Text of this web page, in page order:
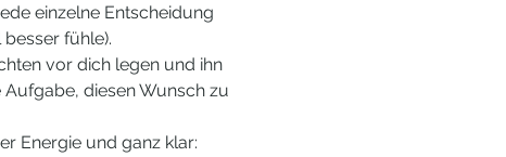
einzelne Entscheidung
fühle).
vor dich legen und ihn
Aufgabe, diesen Wunsch zu
Energie und ganz klar: